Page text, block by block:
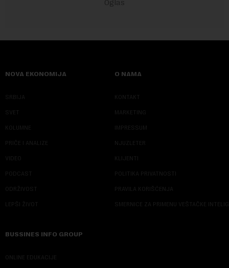
NOVA EKONOMIJA
SRBIJA
SVET
KOLUMNE
PRIČE I ANALIZE
VIDEO
PODCAST
ODRŽIVOST
LEPŠI ŽIVOT
O NAMA
KONTAKT
MARKETING
IMPRESSUM
NJUZLETER
KLIJENTI
POLITIKA PRIVATNOSTI
PRAVILA KORIŠĆENJA
SMERNICE ZA PRIMENU VEŠTAČKE
BUSSINES INFO GROUP
ONLINE EDUKACIJE